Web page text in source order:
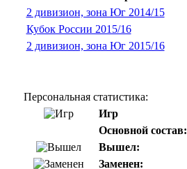
2 дивизион, зона Юг 2014/15
Кубок России 2015/16
2 дивизион, зона Юг 2015/16
Персональная статистика:
Игр
Основной состав:
Вышел:
Заменен: